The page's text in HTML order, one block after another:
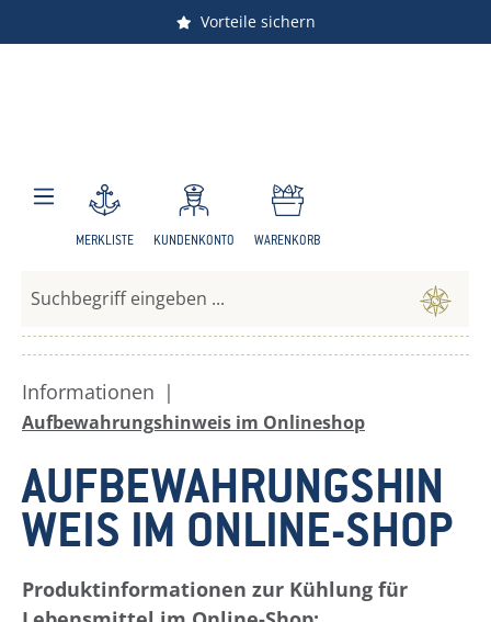
Zum Hauptinhalt springen
Vorteile sichern
MERKLISTE KUNDENKONTO WARENKORB
Informationen |
Aufbewahrungshinweis im Onlineshop
AUFBEWAHRUNGSHIN
WEIS IM ONLINE-SHOP
Produktinformationen zur Kühlung für